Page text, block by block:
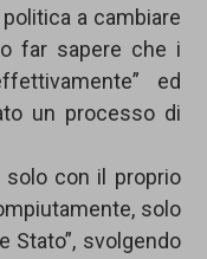
a cambiare
far sapere che i
ed
un processo di
con il proprio
solo
Stato”, svolgendo